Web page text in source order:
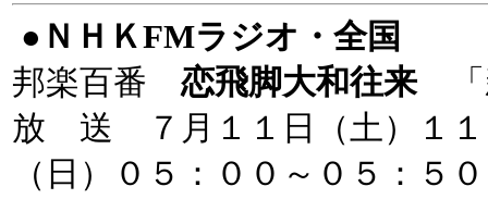
●ＮＨＫFMラジオ・全国
邦楽百番 恋飛脚大和往来「
放 送 ７月１１日（土）１１
（日）０５：００～０５：５０